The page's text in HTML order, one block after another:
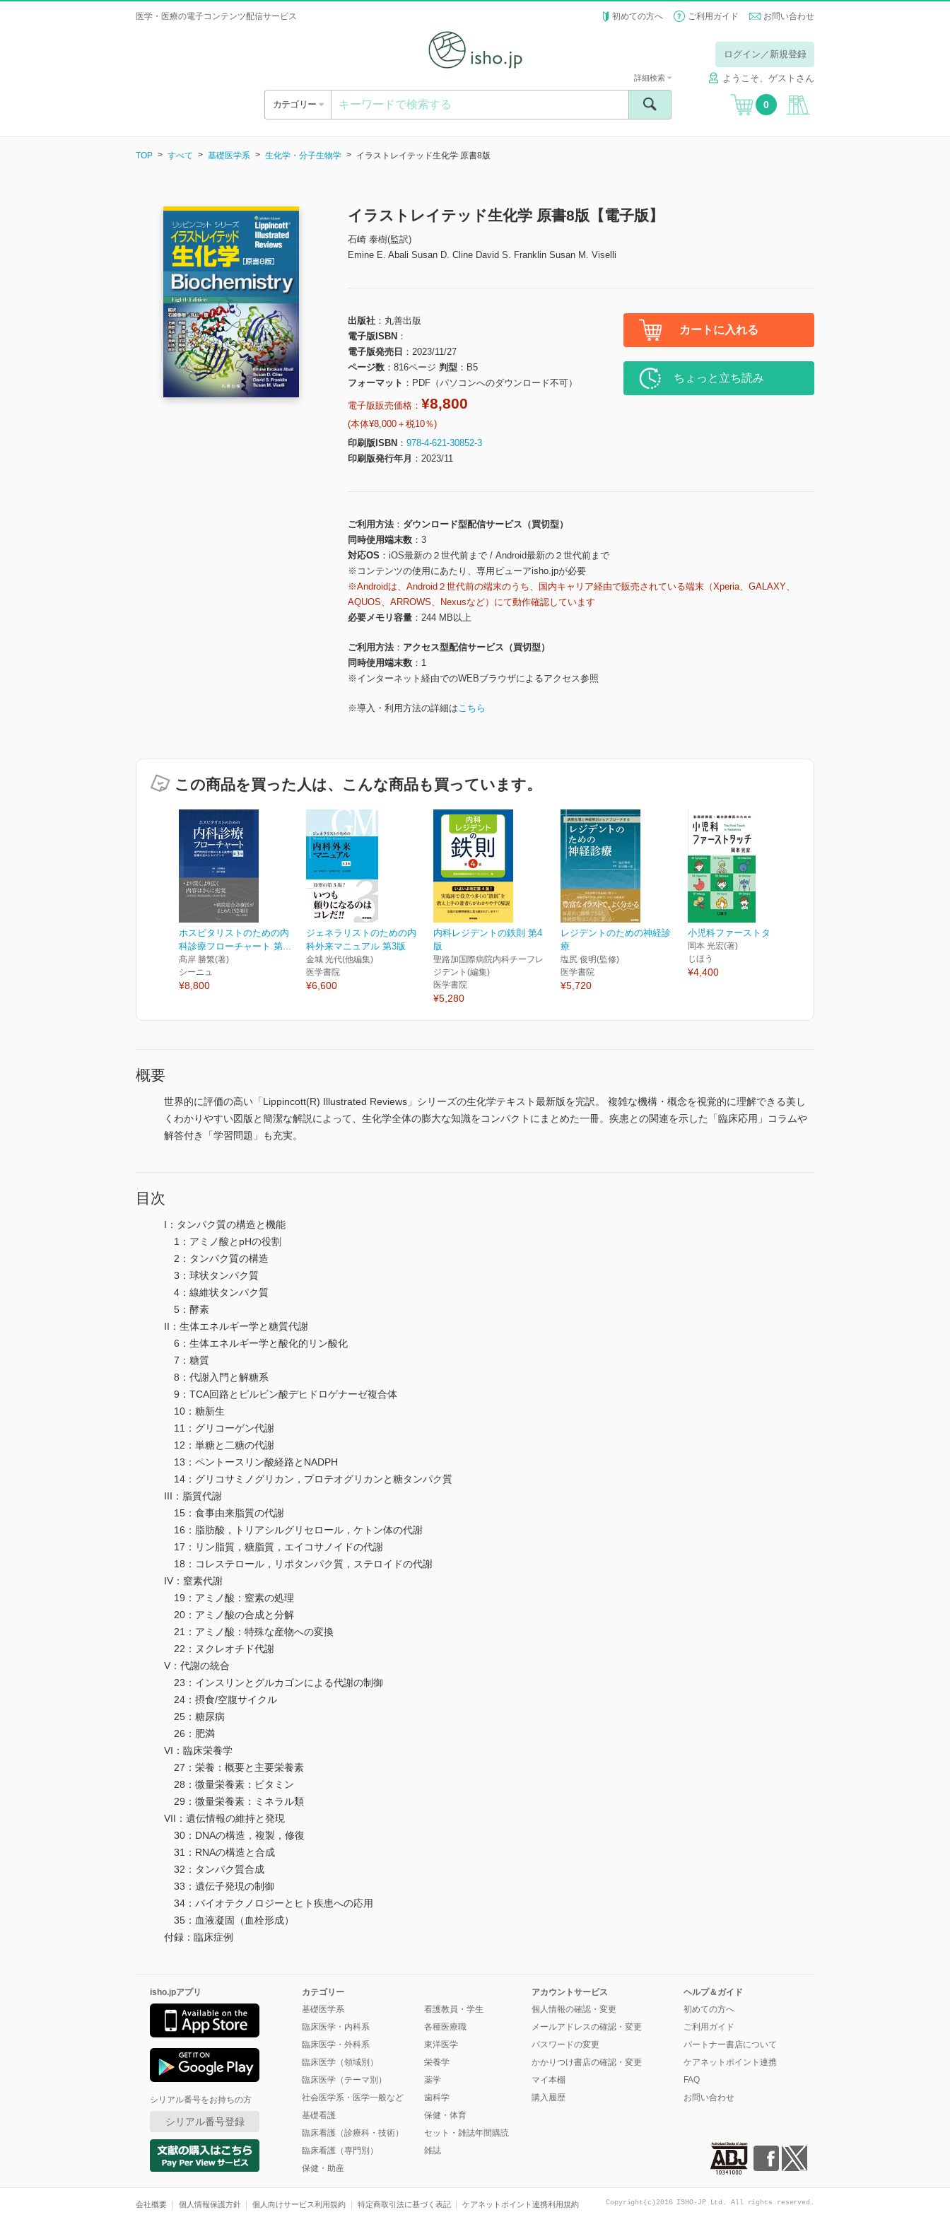
医学・医療の電子コンテンツ配信サービス 初めての方へ ご利用ガイド お問い合わせ
ログイン／新規登録
ようこそ、ゲストさん
カテゴリー
詳細検索
0
TOP すべて 基礎医学系 生化学・分子生物学 イラストレイテッド生化学 原書8版
イラストレイテッド生化学 原書8版【電子版】
石崎 泰樹(監訳)
Emine E. Abali Susan D. Cline David S. Franklin Susan M. Viselli
出版社
丸善出版
電子版ISBN
電子版発売日
2023/11/27
ページ数
816ページ 判型
B5
フォーマット
PDF（パソコンへのダウンロード不可）
電子版販売価格： ¥8,800
(本体¥8,000＋税10％)
印刷版ISBN
978-4-621-30852-3
印刷版発行年月
2023/11
カートに入れる
ちょっと立ち読み
ご利用方法
ダウンロード型配信サービス（買切型）
同時使用端末数
3
対応OS
iOS最新の２世代前まで / Android最新の２世代前まで
※コンテンツの使用にあたり、専用ビューアisho.jpが必要
※Androidは、Android２世代前の端末のうち、国内キャリア経由で販売されている端末（Xperia、GALAXY、
AQUOS、ARROWS、Nexusなど）にて動作確認しています
必要メモリ容量
244 MB以上
ご利用方法
アクセス型配信サービス（買切型）
同時使用端末数
1
※インターネット経由でのWEBブラウザによるアクセス参照
※導入・利用方法の詳細はこちら
この商品を買った人は、こんな商品も買っています。
ホスピタリストのための内
科診療フローチャート 第...
髙岸 勝繁(著)
シーニュ
¥8,800
ジェネラリストのための内
科外来マニュアル 第3版
金城 光代(他編集)
医学書院
¥6,600
内科レジデントの鉄則 第4
版
聖路加国際病院内科チーフレ
ジデント(編集)
医学書院
¥5,280
レジデントのための神経診
療
塩尻 俊明(監修)
医学書院
¥5,720
小児科ファーストタッチ
岡本 光宏(著)
じほう
¥4,400
概要
世界的に評価の高い「Lippincott(R) Illustrated Reviews」シリーズの生化学テキスト最新版を完訳。 複雑な機構・概念を視覚的に理解できる美し
くわかりやすい図版と簡潔な解説によって、生化学全体の膨大な知識をコンパクトにまとめた一冊。疾患との関連を示した「臨床応用」コラムや
解答付き「学習問題」も充実。
目次
I：タンパク質の構造と機能
1：アミノ酸とpHの役割
2：タンパク質の構造
3：球状タンパク質
4：線維状タンパク質
5：酵素
II：生体エネルギー学と糖質代謝
6：生体エネルギー学と酸化的リン酸化
7：糖質
8：代謝入門と解糖系
9：TCA回路とピルビン酸デヒドロゲナーゼ複合体
10：糖新生
11：グリコーゲン代謝
12：単糖と二糖の代謝
13：ペントースリン酸経路とNADPH
14：グリコサミノグリカン，プロテオグリカンと糖タンパク質
III：脂質代謝
15：食事由来脂質の代謝
16：脂肪酸，トリアシルグリセロール，ケトン体の代謝
17：リン脂質，糖脂質，エイコサノイドの代謝
18：コレステロール，リポタンパク質，ステロイドの代謝
IV：窒素代謝
19：アミノ酸：窒素の処理
20：アミノ酸の合成と分解
21：アミノ酸：特殊な産物への変換
22：ヌクレオチド代謝
V：代謝の統合
23：インスリンとグルカゴンによる代謝の制御
24：摂食/空腹サイクル
25：糖尿病
26：肥満
VI：臨床栄養学
27：栄養：概要と主要栄養素
28：微量栄養素：ビタミン
29：微量栄養素：ミネラル類
VII：遺伝情報の維持と発現
30：DNAの構造，複製，修復
31：RNAの構造と合成
32：タンパク質合成
33：遺伝子発現の制御
34：バイオテクノロジーとヒト疾患への応用
35：血液凝固（血栓形成）
付録：臨床症例
isho.jpアプリ
シリアル番号をお持ちの方
シリアル番号登録
カテゴリー
基礎医学系
臨床医学・内科系
臨床医学・外科系
臨床医学（領域別）
臨床医学（テーマ別）
社会医学系・医学一般など
基礎看護
臨床看護（診療科・技術）
臨床看護（専門別）
保健・助産
看護教員・学生
各種医療職
東洋医学
栄養学
薬学
歯科学
保健・体育
セット・雑誌年間購読
雑誌
アカウントサービス
個人情報の確認・変更
メールアドレスの確認・変更
パスワードの変更
かかりつけ書店の確認・変更
マイ本棚
購入履歴
ヘルプ＆ガイド
初めての方へ
ご利用ガイド
パートナー書店について
ケアネットポイント連携
FAQ
お問い合わせ
会社概要 個人情報保護方針 個人向けサービス利用規約 特定商取引法に基づく表記 ケアネットポイント連携利用規約 Copyright(c)2016 ISHO-JP Ltd. All rights reserved.